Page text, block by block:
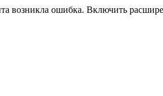
возникла ошибка. Включить